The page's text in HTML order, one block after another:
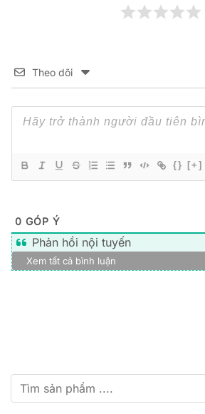
Theo dõi
{} [+]
0 GÓP Ý
Phản hồi nội tuyến
Xem tất cả bình luận